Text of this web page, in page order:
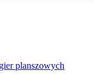
planszowych